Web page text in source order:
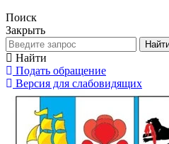
Поиск
Закрыть
Найти
Подать обращение
Версия для слабовидящих